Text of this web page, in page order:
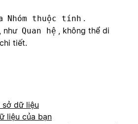
Nhóm thuộc tính .
như Quan hệ
, không thể di
tiết.
dữ liệu
liệu của bạn